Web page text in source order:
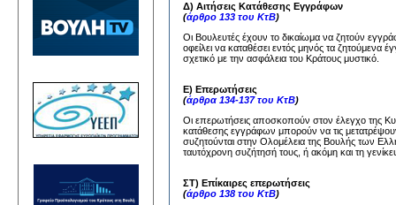
Δ) Αιτήσεις Κατάθεσης Εγγράφων
(άρθρο 133 του ΚτΒ)
Οι Βουλευτές έχουν το δικαίωμα να ζητούν
οφείλει να καταθέσει εντός μηνός τα
σχετικό με την ασφάλεια του Κράτους μυστικό.
Ε) Επερωτήσεις
(άρθρα 134-137 του ΚτΒ)
Οι επερωτήσεις αποσκοπούν στον έλεγχο της
κατάθεσης εγγράφων μπορούν να τις
συζητούνται στην Ολομέλεια της Βουλής των
ταυτόχρονη συζήτησή τους, ή ακόμη και τη
ΣΤ) Επίκαιρες επερωτήσεις
(άρθρο 138 του ΚτΒ)